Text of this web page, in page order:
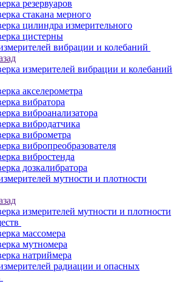
резервуаров
стакана мерного
цилиндра измерительного
цистерны
вибрации и колебаний
измерителей вибрации и колебаний
акселерометра
вибратора
виброанализатора
вибродатчика
виброметра
вибропреобразователя
вибростенда
дозкалибратора
мутности и плотности
измерителей мутности и плотности
массомера
мутномера
натриймера
радиации и опасных